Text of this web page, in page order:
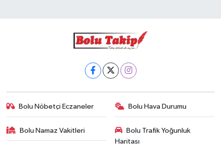
Bolu Nöbetçi Eczaneler Bolu Hava Durumu
Bolu Namaz Vakitleri
Bolu Trafik Yoğunluk
Haritası